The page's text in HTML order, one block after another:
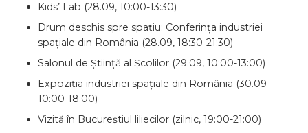
Kids’ Lab (28.09, 10:00-13:30)
Drum deschis spre spațiu: Conferința industriei
spațiale din România (28.09, 18:30-21:30)
Salonul de Știință al Școlilor (29.09, 10:00-13:00)
Expoziția industriei spațiale din România (30.09 –
10:00-18:00)
Vizită în Bucureștiul liliecilor (zilnic, 19:00-21:00)